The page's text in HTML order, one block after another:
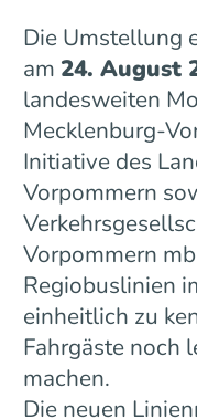
Die Umstellung
am 24. August
landesweiten
Mecklenburg-
Initiative des
Vorpommern
Vorpommern
Regiobuslinien
einheitlich zu
Fahrgäste noch
machen.
Die neuen